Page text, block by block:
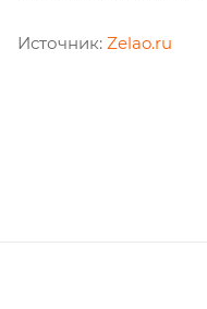
Источник: Zelao.ru